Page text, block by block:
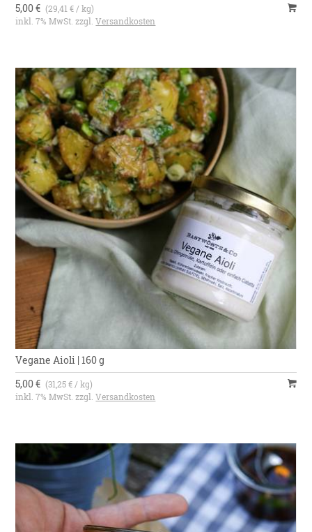
5,00 € (29,41 € / kg)
inkl. 7% MwSt. zzgl.Versandkosten
Vegane Aioli | 160 g
5,00 € (31,25 € / kg)
inkl. 7% MwSt. zzgl.Versandkosten